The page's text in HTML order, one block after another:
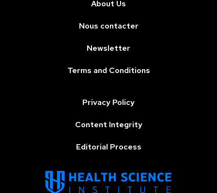
About Us
Nous contacter
Newsletter
Terms and Conditions
Privacy Policy
Content Integrity
Editorial Process